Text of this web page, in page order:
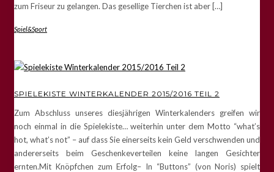
zum Friseur zu gelangen. Das gesellige Tierchen ist aber […]
Spiel&Sport
SPIELEKISTE WINTERKALENDER 2015/2016 TEIL 2
Zum Abschluss unseres diesjährigen Winterkalenders greifen wir
noch einmal in die Spielekiste… weiterhin unter dem Motto “what’s
hot, what’s not” – auf dass Sie einerseits kein Geld verschwenden und
andererseits beim Geschenkeverteilen keine langen Gesichter
ernten.Mit Knöpfchen zum Erfolg– In “Buttons” (von Noris) spielt